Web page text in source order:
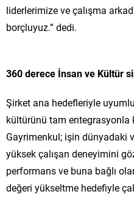
liderlerimize ve çalışma
borçluyuz.” dedi.
360 derece İnsan ve Kültür
Şirket ana hedefleriyle
kültürünü tam entegrasyonla
Gayrimenkul; işin dünyadaki
yüksek çalışan deneyimini
performans ve buna bağlı
değeri yükseltme hedefiyle